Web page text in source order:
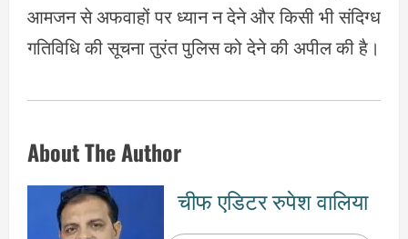
आमजन से अफवाहों पर ध्यान न देने और किसी भी संदिग्ध
गतिविधि की सूचना तुरंत पुलिस को देने की अपील की है।
About The Author
चीफ एडिटर रुपेश वालिया